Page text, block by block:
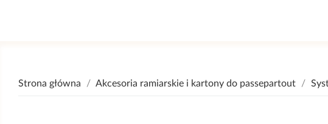
Strona główna Akcesoria ramiarskie i kartony do passepartout